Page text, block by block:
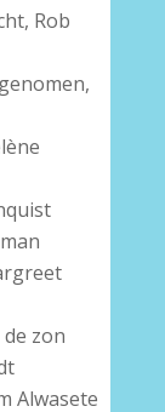
Rob
zon
Alwasete